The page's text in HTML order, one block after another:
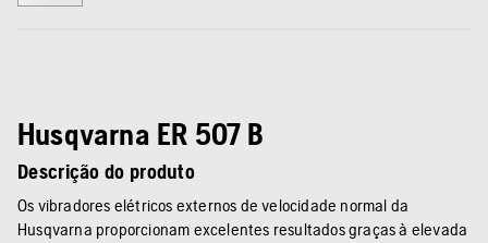
Husqvarna ER 507 B
Descrição do produto
Os vibradores elétricos externos de velocidade normal da
Husqvarna proporcionam excelentes resultados graças à elevada